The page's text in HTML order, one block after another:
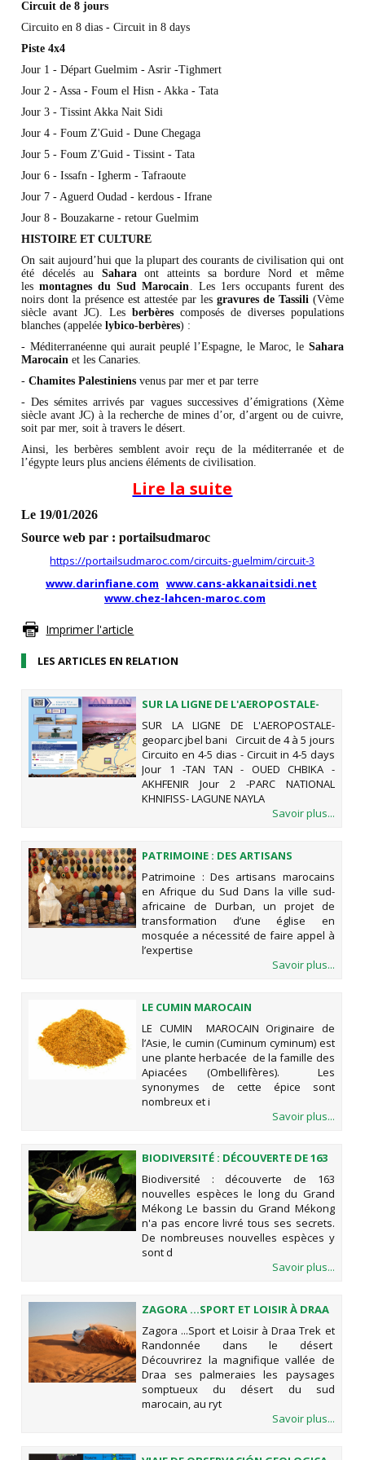
Circuit de 8 jours
Circuito en 8 dias - Circuit in 8 days
Piste 4x4
Jour 1 - Départ Guelmim - Asrir -Tighmert
Jour 2 - Assa - Foum el Hisn - Akka - Tata
Jour 3 - Tissint Akka Nait Sidi
Jour 4 - Foum Z'Guid - Dune Chegaga
Jour 5 - Foum Z'Guid - Tissint - Tata
Jour 6 - Issafn - Igherm - Tafraoute
Jour 7 - Aguerd Oudad - kerdous - Ifrane
Jour 8 - Bouzakarne - retour Guelmim
HISTOIRE ET CULTURE
On sait aujourd’hui que la plupart des courants de civilisation qui ont
été décelés au Saharaont atteints sa bordure Nord et même
lesmontagnes du Sud Marocain. Les 1ers occupants furent des
noirs dont la présence est attestée par les gravures de Tassili(Vème
siècle avant JC). Les berbères composés de diverses populations
blanches (appeléelybico-berbères) :
- Méditerranéenne qui aurait peuplé l’Espagne, le Maroc, le Sahara
Marocain et les Canaries.
-Chamites Palestiniens venus par mer et par terre
- Des sémites arrivés par vagues successives d’émigrations (Xème
siècle avant JC) à la recherche de mines d’or, d’argent ou de cuivre,
soit par mer, soit à travers le désert.
Ainsi, les berbères semblent avoir reçu de la méditerranée et de
l’égypte leurs plus anciens éléments de civilisation.
Lire la suite
Le 19/01/2026
Source web par : portailsudmaroc
https://portailsudmaroc.com/circuits-guelmim/circuit-3
www.darinfiane.com www.cans-akkanaitsidi.net
www.chez-lahcen-maroc.com
Imprimer l'article
LES ARTICLES EN RELATION
SUR LA LIGNE DE L'AEROPOSTALE-
GEOPARC JBEL BANI
SUR LA LIGNE DE L'AEROPOSTALE-
geoparc jbel bani Circuit de 4 à 5 jours
Circuito en 4-5 dias - Circuit in 4-5 days
Jour 1 -TAN TAN - OUED CHBIKA -
AKHFENIR Jour 2 -PARC NATIONAL
KHNIFISS- LAGUNE NAYLA
Savoir plus...
PATRIMOINE : DES ARTISANS
MAROCAINS EN AFRIQUE DU SUD
Patrimoine : Des artisans marocains
en Afrique du Sud Dans la ville sud-
africaine de Durban, un projet de
transformation d’une église en
mosquée a nécessité de faire appel à
l’expertise
Savoir plus...
LE CUMIN MAROCAIN
LE CUMIN MAROCAIN Originaire de
l’Asie, le cumin (Cuminum cyminum) est
une plante herbacée de la famille des
Apiacées (Ombellifères). Les
synonymes de cette épice sont
nombreux et i
Savoir plus...
BIODIVERSITÉ : DÉCOUVERTE DE 163
NOUVELLES ESPÈCES LE LONG DU
GRAND MÉKONG
Biodiversité : découverte de 163
nouvelles espèces le long du Grand
Mékong Le bassin du Grand Mékong
n'a pas encore livré tous ses secrets.
De nombreuses nouvelles espèces y
sont d
Savoir plus...
ZAGORA ...SPORT ET LOISIR À DRAA
Zagora ...Sport et Loisir à Draa Trek et
Randonnée dans le désert
Découvrirez la magnifique vallée de
Draa ses palmeraies les paysages
somptueux du désert du sud
marocain, au ryt
Savoir plus...